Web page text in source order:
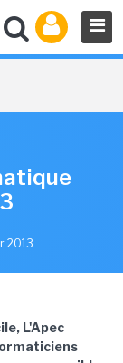
2013
L'Apec